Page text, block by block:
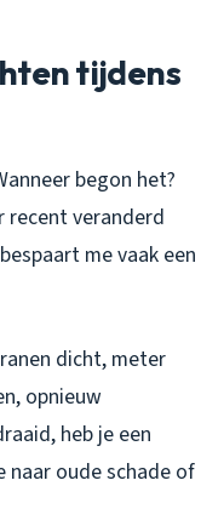
tijdens
begon het?
recent veranderd
me vaak een
dicht, meter
opnieuw
heb je een
naar oude schade of